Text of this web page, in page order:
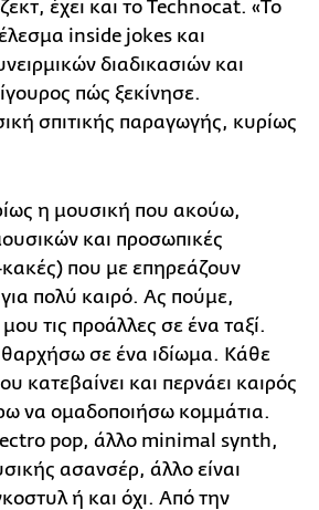
έχει και το Technocat. «Το
inside jokes και
διαδικασιών και
πώς ξεκίνησε.
σπιτικής παραγωγής, κυρίως
η μουσική που ακούω,
και προσωπικές
κακές) που με επηρεάζουν
πολύ καιρό. Ας πούμε,
τις προάλλες σε ένα ταξί.
σε ένα ιδίωμα. Κάθε
κατεβαίνει και περνάει καιρός
να ομαδοποιήσω κομμάτια.
pop, άλλο minimal synth,
ασανσέρ, άλλο είναι
ή και όχι. Από την